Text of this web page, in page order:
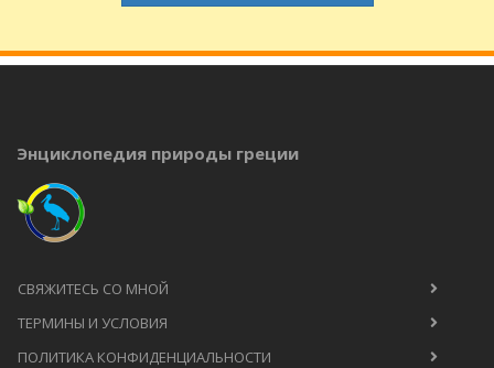
Энциклопедия природы греции
СВЯЖИТЕСЬ СО МНОЙ
ТЕРМИНЫ И УСЛОВИЯ
ПОЛИТИКА КОНФИДЕНЦИАЛЬНОСТИ